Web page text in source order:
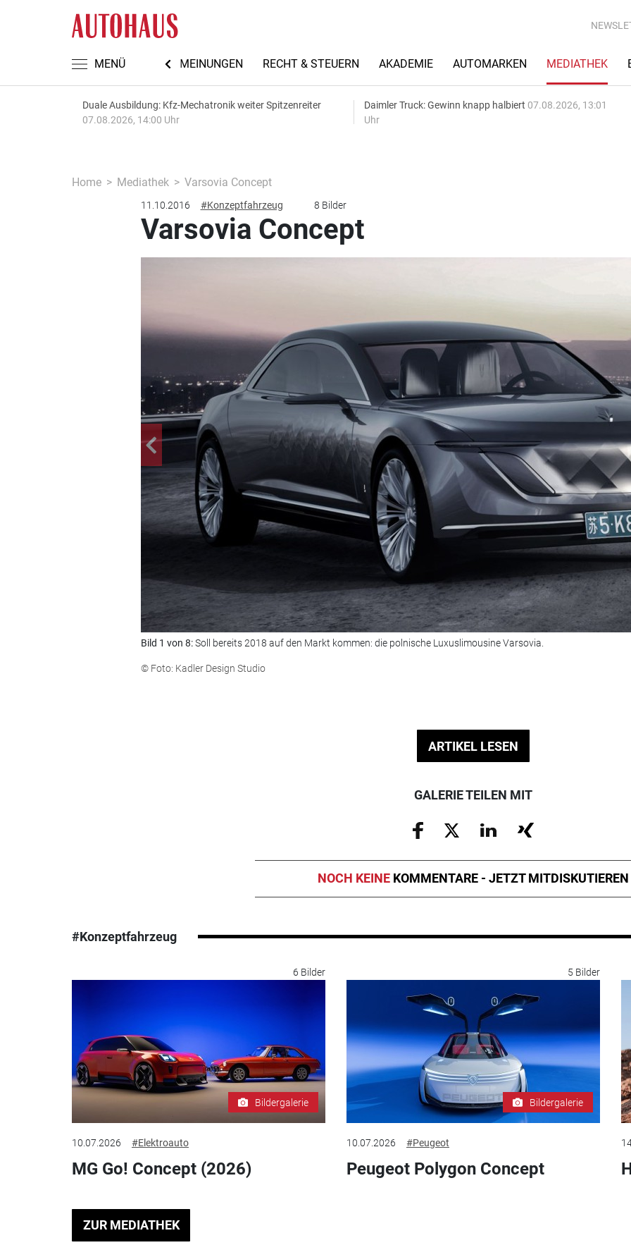
MENÜ
AUTOMECHANIKA 2026 MEINUNGEN RECHT & STEUERN AKADEMIE AUTOMARKEN MEDIATHEK
Duale Ausbildung: Kfz-Mechatronik weiter Spitzenreiter
07.08.2026, 14:00 Uhr
Daimler Truck: Gewinn knapp halbiert 07.08.2026, 13:01
Uhr
Home Mediathek Varsovia Concept
11.10.2016 #Konzeptfahrzeug 8 Bilder
Varsovia Concept
Bild 1 von 8:Soll bereits 2018 auf den Markt kommen: die polnische Luxuslimousine Varsovia.
© Foto: Kadler Design Studio
ARTIKEL LESEN
GALERIE TEILEN MIT
NOCH KEINE KOMMENTARE - JETZT MITDISKUTIEREN
#Konzeptfahrzeug
6 Bilder
Bildergalerie
10.07.2026 #Elektroauto
MG Go! Concept (2026)
5 Bilder
Bildergalerie
10.07.2026 #Peugeot
Peugeot Polygon Concept
ZUR MEDIATHEK